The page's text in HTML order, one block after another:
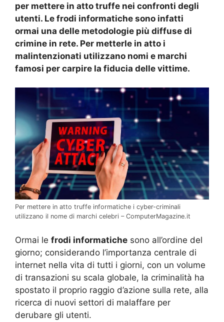
per mettere in atto truffe nei confronti degli
utenti. Le frodi informatiche sono infatti
ormai una delle metodologie più diffuse di
crimine in rete. Per metterle in atto i
malintenzionati utilizzano nomi e marchi
famosi per carpire la fiducia delle vittime.
Per mettere in atto truffe informatiche i cyber-criminali
utilizzano il nome di marchi celebri – ComputerMagazine.it
Ormai le frodi informatiche sono all’ordine del
giorno; considerando l’importanza centrale di
internet nella vita di tutti i giorni, con un volume
di transazioni su scala globale, la criminalità ha
spostato il proprio raggio d’azione sulla rete, alla
ricerca di nuovi settori di malaffare per
derubare gli utenti.